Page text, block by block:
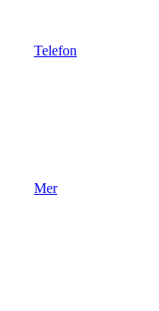
Telefon
Mer